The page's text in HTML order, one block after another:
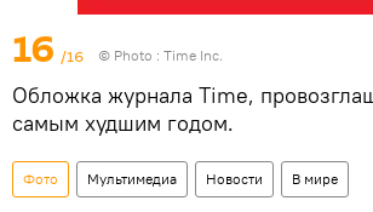
16 /16 © Photo : Time Inc.
Обложка журнала Time,
самым худшим годом.
Фото Мультимедиа Новости В мире